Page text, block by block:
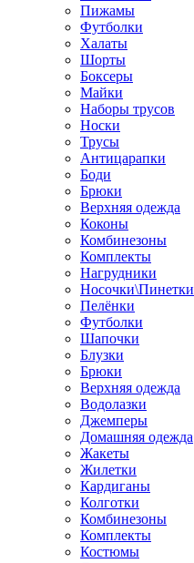
Пижамы
Футболки
Халаты
Шорты
Боксеры
Майки
Наборы трусов
Носки
Трусы
Антицарапки
Боди
Брюки
Верхняя одежда
Коконы
Комбинезоны
Комплекты
Нагрудники
Носочки\Пинетки
Пелёнки
Футболки
Шапочки
Блузки
Брюки
Верхняя одежда
Водолазки
Джемперы
Домашняя одежда
Жакеты
Жилетки
Кардиганы
Колготки
Комбинезоны
Комплекты
Костюмы